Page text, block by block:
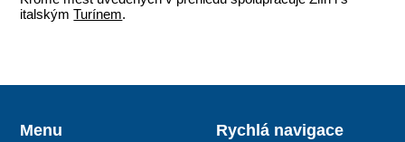
italskýmTurínem.
Menu Rychlá navigace